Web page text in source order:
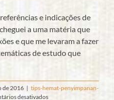
sensível
cantor
e indicações de
a uma matéria que
e que me levaram a fazer
de estudo que
de 2016 | tips-hemat-penyimpanan-
desativadosem